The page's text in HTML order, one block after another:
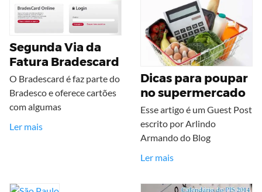
Segunda Via da
Fatura Bradescard
O Bradescard é faz parte do
Bradesco e oferece cartões
com algumas
Ler mais
Dicas para poupar
no supermercado
Esse artigo é um Guest Post
escrito por Arlindo
Armando do Blog
Ler mais